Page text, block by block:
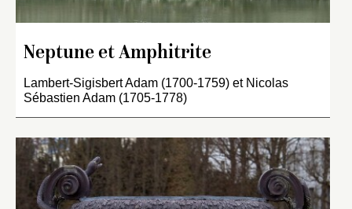
Neptune et Amphitrite
Lambert-Sigisbert Adam (1700-1759) et Nicolas
Sébastien Adam (1705-1778)